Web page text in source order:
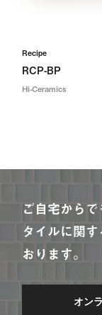
Recipe
RCP-BP
Hi-Ceramics
ご自宅からで
タイルに関
おります。
オン